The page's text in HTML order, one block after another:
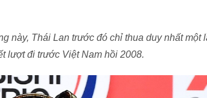
này, Thái Lan trước đó chỉ thua duy nhất một
lượt đi trước Việt Nam hồi 2008.